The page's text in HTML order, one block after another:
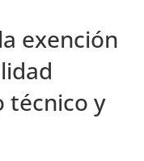
exención
técnico y